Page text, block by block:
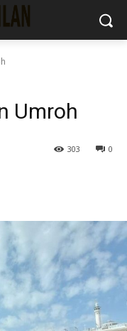
Umroh
0
303